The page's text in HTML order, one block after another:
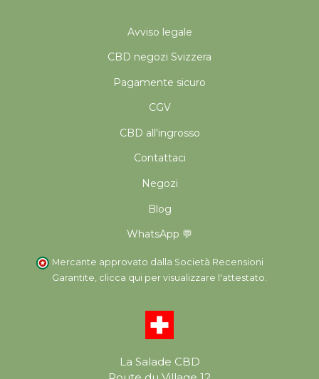
La Salade CBD
Avviso legale
CBD negozi Svizzera
Pagamente sicuro
CGV
CBD all'ingrosso
Contattaci
Negozi
Blog
WhatsApp 💬
Mercante approvato dalla Società Recensioni
Garantite, clicca qui per visualizzare l'attestato